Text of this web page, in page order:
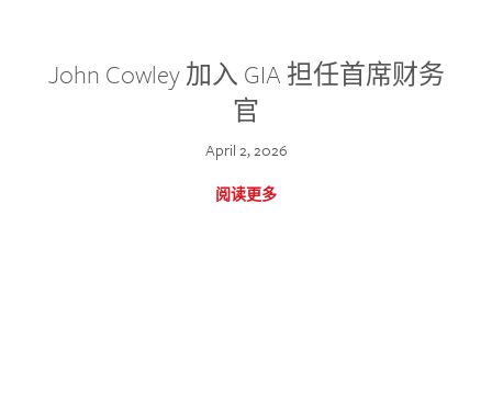
John Cowley 加入 GIA 担任首席财务
官
April 2, 2026
阅读更多